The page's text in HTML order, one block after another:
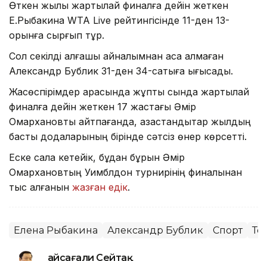
Өткен жылы жартылай финалға дейін жеткен
Е.Рыбакина WTA Live рейтингісінде 11-ден 13-
орынға сырғып тұр.
Сол секілді алғашқы айналымнан аса алмаған
Александр Бублик 31-ден 34-сатыға ығысады.
Жасөспірімдер арасында жұптық сында жартылай
финалға дейін жеткен 17 жастағы Әмір
Омархановты айтпағанда, қазақстандықтар жылдың
басты додаларының бірінде сәтсіз өнер көрсетті.
Еске сала кетейік, бұдан бұрын Әмір
Омархановтың Уимблдон турнирінің финалынан
тыс қалғанын жазған едік.
Елена Рыбакина Александр Бублик Спорт
Ғайсағали Сейтақ